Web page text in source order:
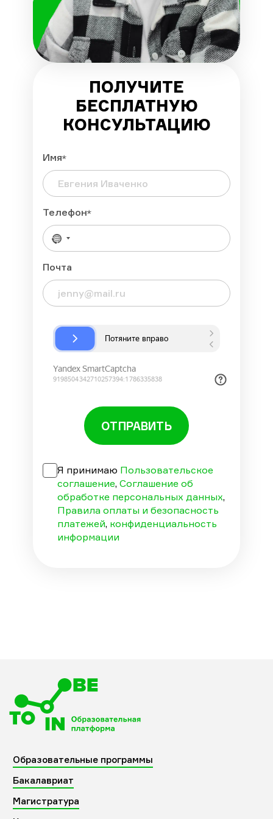
ПОЛУЧИТЕ
БЕСПЛАТНУЮ
КОНСУЛЬТАЦИЮ
Имя
Телефон
Почта
ОТПРАВИТЬ
Я принимаю Пользовательское
соглашение, Соглашение об
обработке персональных данных,
Правила оплаты и безопасность
платежей, конфиденциальность
информации
Образовательные программы
Бакалавриат
Магистратура